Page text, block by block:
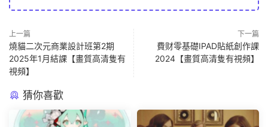
上一篇
燒貓二次元商業設計班第2期
2025年1月結課【畫質高清隻有
視頻】
下一篇
費财零基礎IPAD貼紙創作課
2024【畫質高清隻有視頻】
猜你喜歡